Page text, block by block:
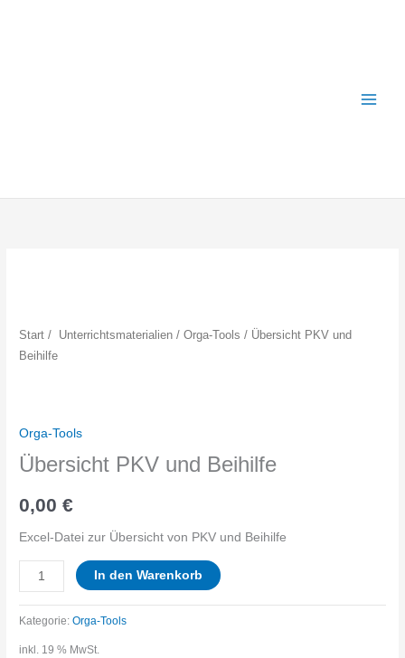
Start / Unterrichtsmaterialien /Orga-Tools / Übersicht PKV und
Beihilfe
Orga-Tools
Übersicht PKV und Beihilfe
0,00€
Excel-Datei zur Übersicht von PKV und Beihilfe
Übersicht
PKV
In den Warenkorb
Kategorie:Orga-Tools
inkl. 19 % MwSt.